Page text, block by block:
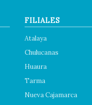
FILIALES
Atalaya
Chulucanas
Huaura
Tarma
Nueva Cajamarca